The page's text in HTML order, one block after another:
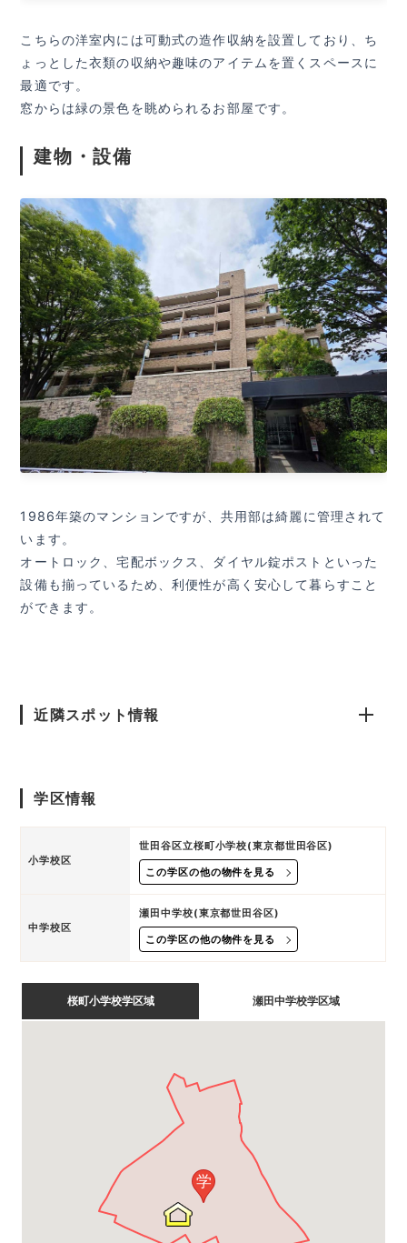
こちらの洋室内には可動式の造作収納を設置しており、ち
ょっとした衣類の収納や趣味のアイテムを置くスペースに
最適です。
窓からは緑の景色を眺められるお部屋です。
建物・設備
1986年築のマンションですが、共用部は綺麗に管理されて
います。
オートロック、宅配ボックス、ダイヤル錠ポストといった
設備も揃っているため、利便性が高く安心して暮らすこと
ができます。
近隣スポット情報
学区情報
小学校区
世田谷区立桜町小学校(東京都世田谷区)
この学区の他の物件を見る
中学校区
瀬田中学校(東京都世田谷区)
この学区の他の物件を見る
桜町小学校学区域 瀬田中学校学区域
学